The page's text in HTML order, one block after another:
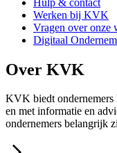
Werken bij KVK
Vragen over onze
Digitaal
Over KVK
KVK biedt ondernemers
en met informatie en
ondernemers belangrijk